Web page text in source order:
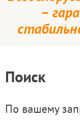
–
Поиск
По вашему